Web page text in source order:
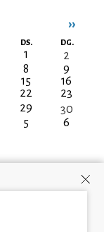
››
DS. DG.
1
2
8
9
15
16
22
23
29
30
5 6